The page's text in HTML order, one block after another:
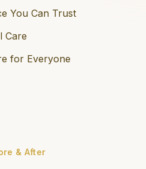
You Can Trust
Care
for Everyone
& After